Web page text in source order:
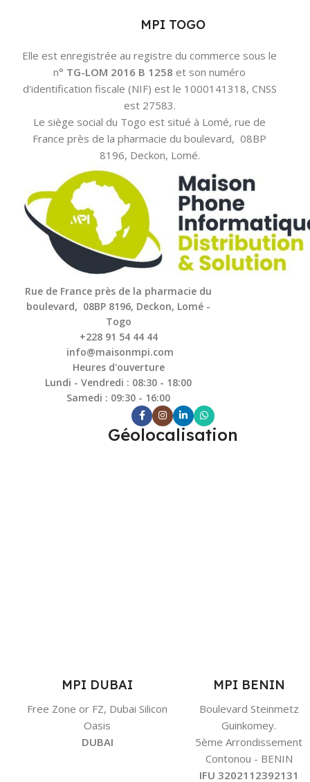
MPI TOGO
Elle est enregistrée au registre du commerce sous le
n° TG-LOM 2016 B 1258 et son numéro
d'identification fiscale (NIF) est le 1000141318, CNSS
est 27583.
Le siège social du Togo est situé à Lomé, rue de
France près de la pharmacie du boulevard, 08BP
8196, Deckon, Lomé.
Rue de France près de la pharmacie du
boulevard, 08BP 8196, Deckon, Lomé -
Togo
+228 91 54 44 44
info@maisonmpi.com
Heures d'ouverture
Lundi - Vendredi : 08:30 - 18:00
Samedi : 09:30 - 16:00
Géolocalisation
MPI DUBAI
Free Zone or FZ, Dubai Silicon
Oasis
DUBAI
MPI BENIN
Boulevard Steinmetz
Guinkomey.
5ème Arrondissement
Contonou - BENIN
IFU 3202112392131